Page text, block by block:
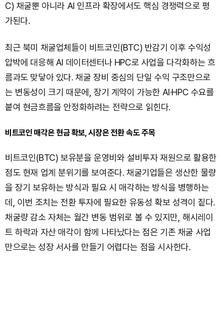
C) 채굴뿐 아니라 AI 인프라 확장에서도 핵심 경쟁력으로 평
가된다.
최근 북미 채굴업체들이 비트코인(BTC) 반감기 이후 수익성
압박에 대응해 AI 데이터센터나 HPC로 사업을 다각화하는 흐
름과도 맞닿아 있다. 채굴 장비 중심의 단일 수익 구조만으로
는 변동성이 크기 때문에, 장기 계약이 가능한 AI·HPC 수요를
붙여 현금흐름을 안정화하려는 전략으로 읽힌다.
비트코인 매각은 현금 확보, 시장은 전환 속도 주목
비트코인(BTC) 보유분을 운영비와 설비투자 재원으로 활용한
점도 현재 업계 분위기를 보여준다. 채굴기업들은 생산한 물량
을 장기 보유하는 방식과 필요 시 매각하는 방식을 병행하는
데, 이번 조치는 전환 투자에 필요한 유동성 확보 성격이 짙다.
채굴량 감소 자체는 월간 변동 범위로 볼 수 있지만, 해시레이
트 하락과 자산 매각이 함께 나타났다는 점은 기존 채굴 사업
만으로는 성장 서사를 만들기 어렵다는 점을 시사한다.